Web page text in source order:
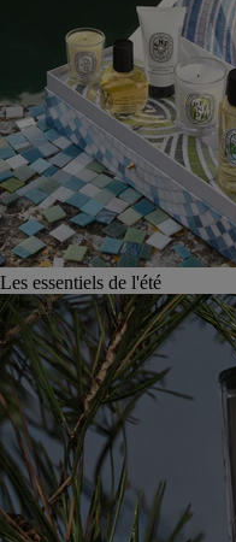
Les essentiels de l'été